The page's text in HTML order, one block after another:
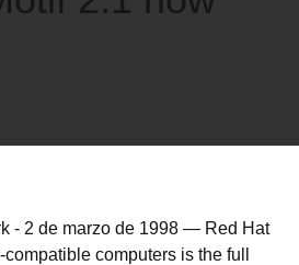
- 2 de marzo de 1998 — Red Hat
computers is the full